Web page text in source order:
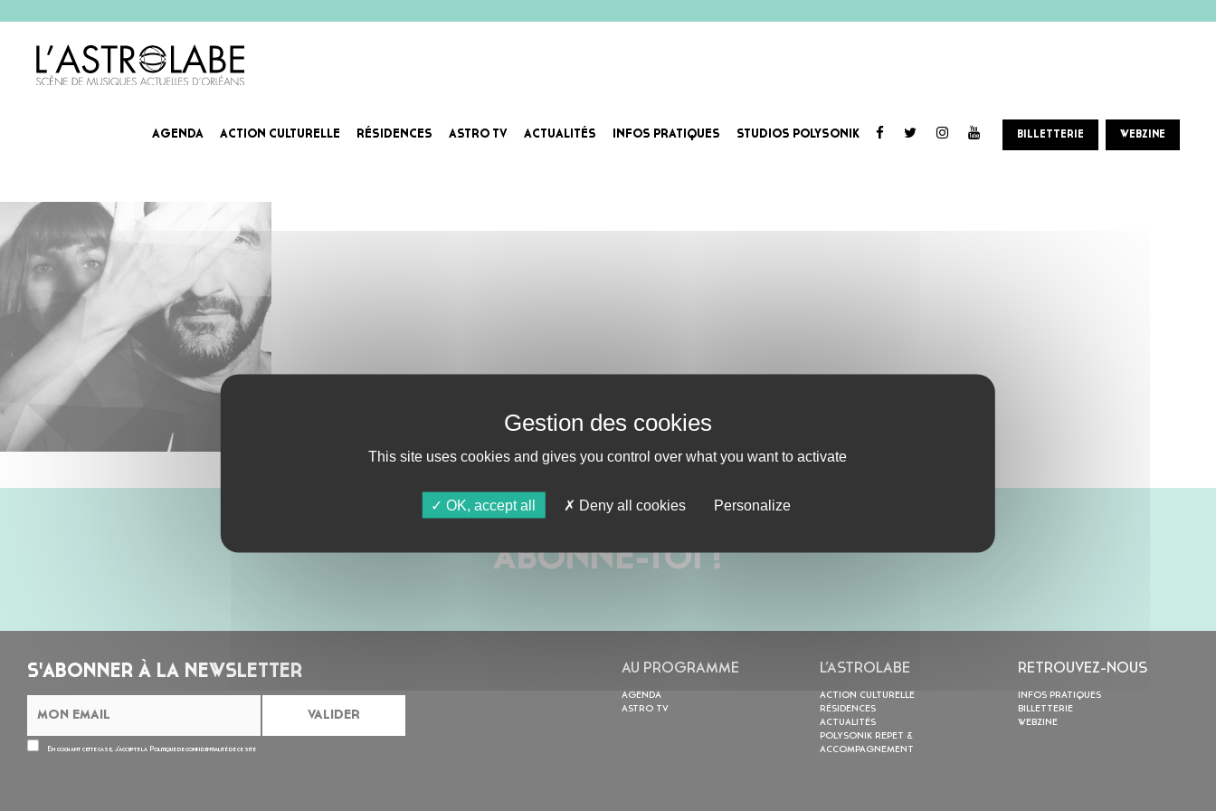
AGENDA ACTION CULTURELLE RÉSIDENCES ASTRO TV ACTUALITÉS INFOS PRATIQUES STUDIOS POLYSONIK BILLETTERIE WEBZINE
ABONNE-TOI !
S'ABONNER À LA NEWSLETTER
En cochant cette case, j’accepte la Politique de confidentialitéde ce site
AU PROGRAMME
AGENDA
ASTRO TV
L’ASTROLABE
ACTION CULTURELLE
RÉSIDENCES
ACTUALITÉS
POLYSONIK REPET &
ACCOMPAGNEMENT
RETROUVEZ-NOUS
INFOS PRATIQUES
BILLETTERIE
WEBZINE
This site uses cookies and gives you control over what you want to activate
OK, accept all Deny all cookies Personalize